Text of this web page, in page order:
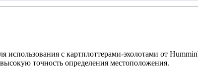
с картплоттерами-эхолотами от
точность определения местоположения.